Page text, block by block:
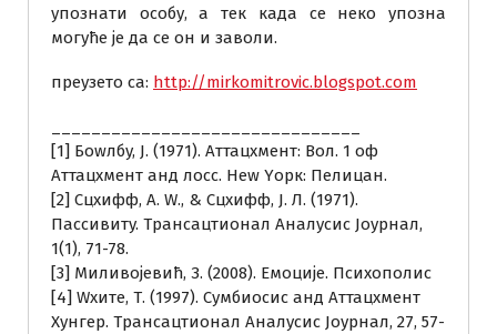
упознати особу, а тек када се неко упозна
могуће је да се он и заволи.
преузето са: http://mirkomitrovic.blogspot.com
[1] Боwлбy, Ј. (1971). Аттацхмент: Вол. 1 оф
Аттацхмент анд лосс. Неw Yорк: Пелицан.
[2] Сцхифф, А. W., & Сцхифф, Ј. Л. (1971).
Пассивитy. Трансацтионал Аналyсис Јоурнал,
1(1), 71-78.
[3] Миливојевић, З. (2008). Емоције. Психополис
[4] Wхите, Т. (1997). Сyмбиосис анд Аттацхмент
Хунгер. Трансацтионал Аналyсис Јоурнал, 27, 57-